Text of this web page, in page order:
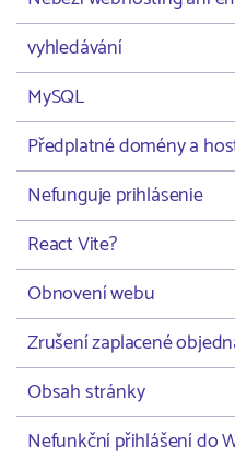
vyhledávání
MySQL
Předplatné domény a
Nefunguje prihlásenie
React Vite?
Obnovení webu
Zrušení zaplacené
Obsah stránky
Nefunkční přihlášení do